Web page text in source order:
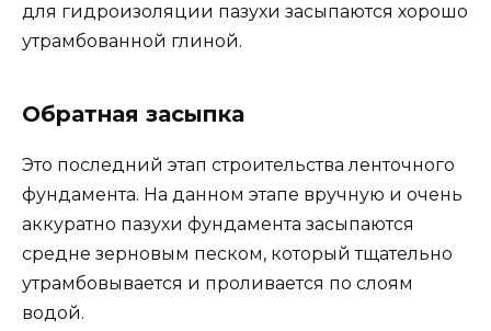
для гидроизоляции пазухи засыпаются хорошо
утрамбованной глиной.
Обратная засыпка
Это последний этап строительства ленточного
фундамента. На данном этапе вручную и очень
аккуратно пазухи фундамента засыпаются
средне зерновым песком, который тщательно
утрамбовывается и проливается по слоям
водой.